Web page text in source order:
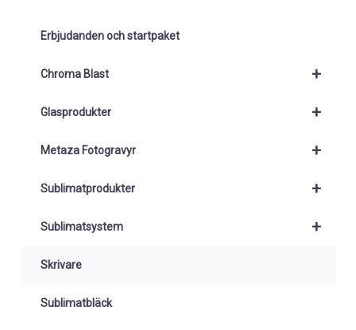
Erbjudanden och startpaket
+
Chroma Blast
+
Glasprodukter
+
Metaza Fotogravyr
+
Sublimatprodukter
+
Sublimatsystem
Skrivare
Sublimatbläck